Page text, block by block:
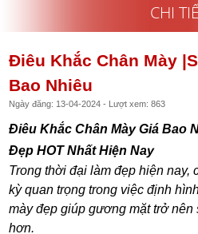
CHI
Điêu Khắc Chân Mày
Bao Nhiêu
Ngày đăng: 13-04-2024 - Lượt xem: 863
Điêu Khắc Chân Mày Giá Bao
Đẹp HOT Nhất Hiện Nay
Trong thời đại làm đẹp hiện nay,
kỳ quan trọng trong việc định
mày đẹp giúp gương mặt trở nên
hơn.